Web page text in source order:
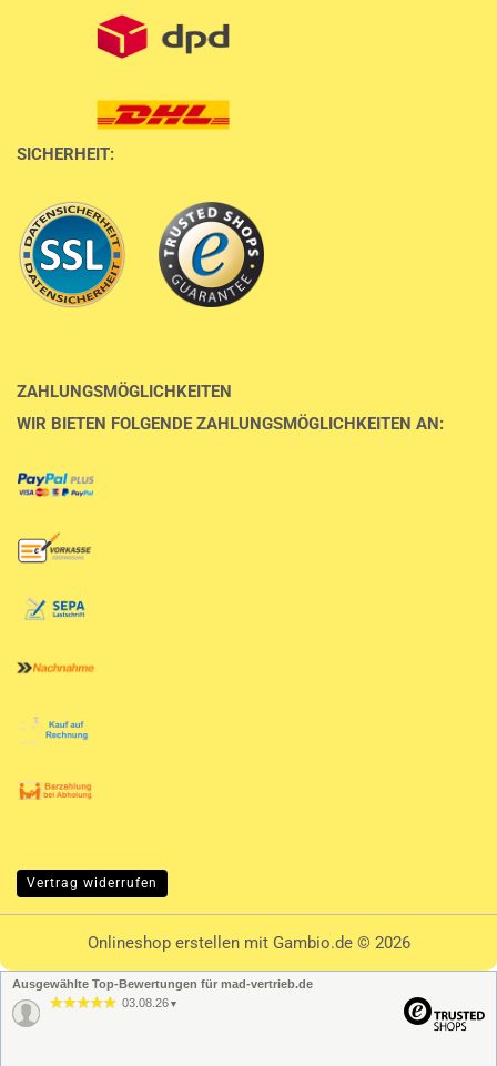
SICHERHEIT:
ZAHLUNGSMÖGLICHKEITEN
WIR BIETEN FOLGENDE ZAHLUNGSMÖGLICHKEITEN AN:
Vertrag widerrufen
Onlineshop erstellenmit Gambio.de © 2026
Ausgewählte Top-Bewertungen für mad-vertrieb.de
03.08.26 ▼